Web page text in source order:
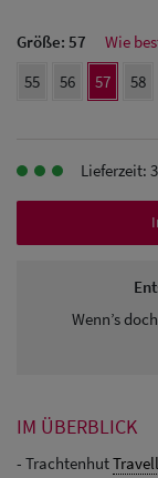
Herren Caps
Herren
Herren UV-
Schutz Caps
& Visoren
Snapback
Größe: 57
Wie
55
56 57 58
Lieferzeit:
Wenn’s
IM ÜBERBLICK
- Trachtenhut